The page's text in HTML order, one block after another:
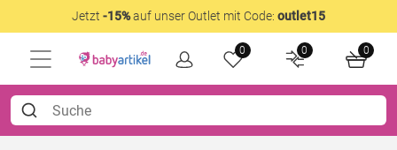
Jetzt -15%auf unser Outlet mit Code: outlet15
0 0 0